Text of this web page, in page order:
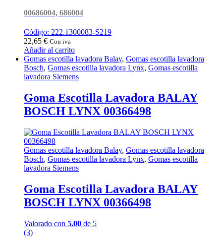
00686004, 686004
Código: 222.1300083-S219
22,65 € Con iva
Añadir al carrito
Gomas escotilla lavadora Balay, Gomas escotilla lavadora
Bosch, Gomas escotilla lavadora Lynx, Gomas escotilla
lavadora Siemens
Goma Escotilla Lavadora BALAY
BOSCH LYNX 00366498
Gomas escotilla lavadora Balay, Gomas escotilla lavadora
Bosch, Gomas escotilla lavadora Lynx, Gomas escotilla
lavadora Siemens
Goma Escotilla Lavadora BALAY
BOSCH LYNX 00366498
Valorado con 5.00 de 5
(3)